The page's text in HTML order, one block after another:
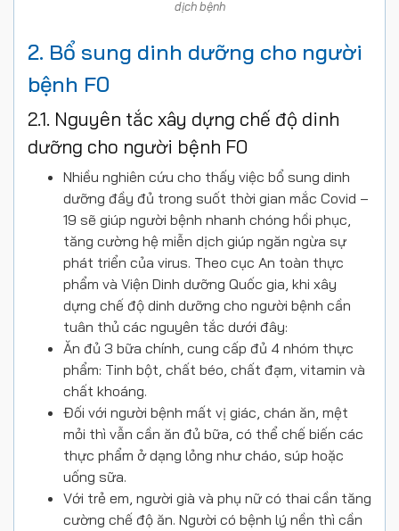
dịch bệnh
2. Bổ sung dinh dưỡng cho người
bệnh F0
2.1. Nguyên tắc xây dựng chế độ dinh
dưỡng cho người bệnh F0
Nhiều nghiên cứu cho thấy việc bổ sung dinh
dưỡng đầy đủ trong suốt thời gian mắc Covid –
19 sẽ giúp người bệnh nhanh chóng hồi phục,
tăng cường hệ miễn dịch giúp ngăn ngừa sự
phát triển của virus. Theo cục An toàn thực
phẩm và Viện Dinh dưỡng Quốc gia, khi xây
dựng chế độ dinh dưỡng cho người bệnh cần
tuân thủ các nguyên tắc dưới đây:
Ăn đủ 3 bữa chính, cung cấp đủ 4 nhóm thực
phẩm: Tinh bột, chất béo, chất đạm, vitamin và
chất khoáng.
Đối với người bệnh mất vị giác, chán ăn, mệt
mỏi thì vẫn cần ăn đủ bữa, có thể chế biến các
thực phẩm ở dạng lỏng như cháo, súp hoặc
uống sữa.
Với trẻ em, người già và phụ nữ có thai cần tăng
cường chế độ ăn. Người có bệnh lý nền thì cần